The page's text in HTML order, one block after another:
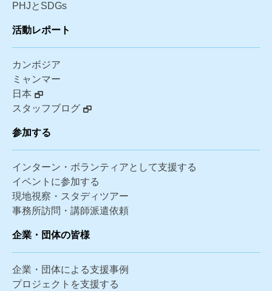
PHJとSDGs
活動レポート
カンボジア
ミャンマー
日本
スタッフブログ
参加する
インターン・ボランティアとして支援する
イベントに参加する
現地視察・スタディツアー
事務所訪問・講師派遣依頼
企業・団体の皆様
企業・団体による支援事例
プロジェクトを支援する